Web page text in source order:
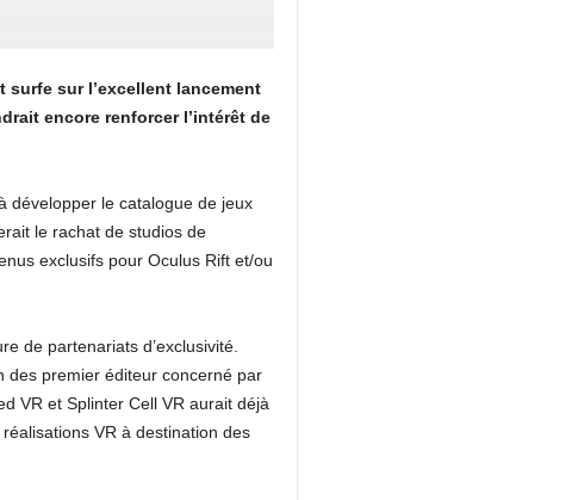
sur l’excellent lancement
encore renforcer l’intérêt de
développer le catalogue de jeux
le rachat de studios de
exclusifs pour Oculus Rift et/ou
de partenariats d’exclusivité.
des premier éditeur concerné par
VR et Splinter Cell VR aurait déjà
VR à destination des